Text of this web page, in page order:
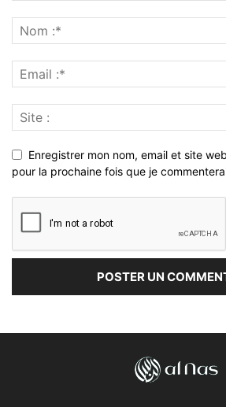
Enregistrer mon nom, email et site
pour la prochaine fois que je